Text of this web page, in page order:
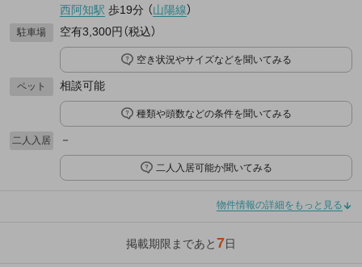
西阿知駅 歩19分 （山陽線）
駐車場 空有3,300円（税込）
空き状況やサイズなどを聞いてみる
ペット 相談可能
種類や頭数などの条件を聞いてみる
二人入居 －
二人入居可能か聞いてみる
物件情報の詳細をもっと見る
掲載期限まであと7日